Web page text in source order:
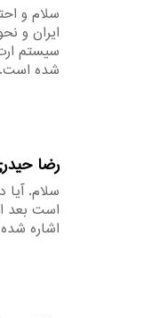
سلام و
ایران و
سیستم
شده است.
رضا
سلام.
است بعد
اشاره